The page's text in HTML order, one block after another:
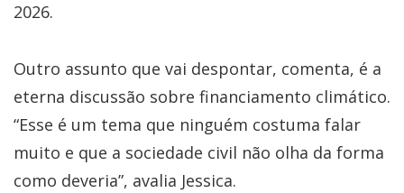
2026.
Outro assunto que vai despontar, comenta, é a
eterna discussão sobre financiamento climático.
“Esse é um tema que ninguém costuma falar
muito e que a sociedade civil não olha da forma
como deveria”, avalia Jessica.